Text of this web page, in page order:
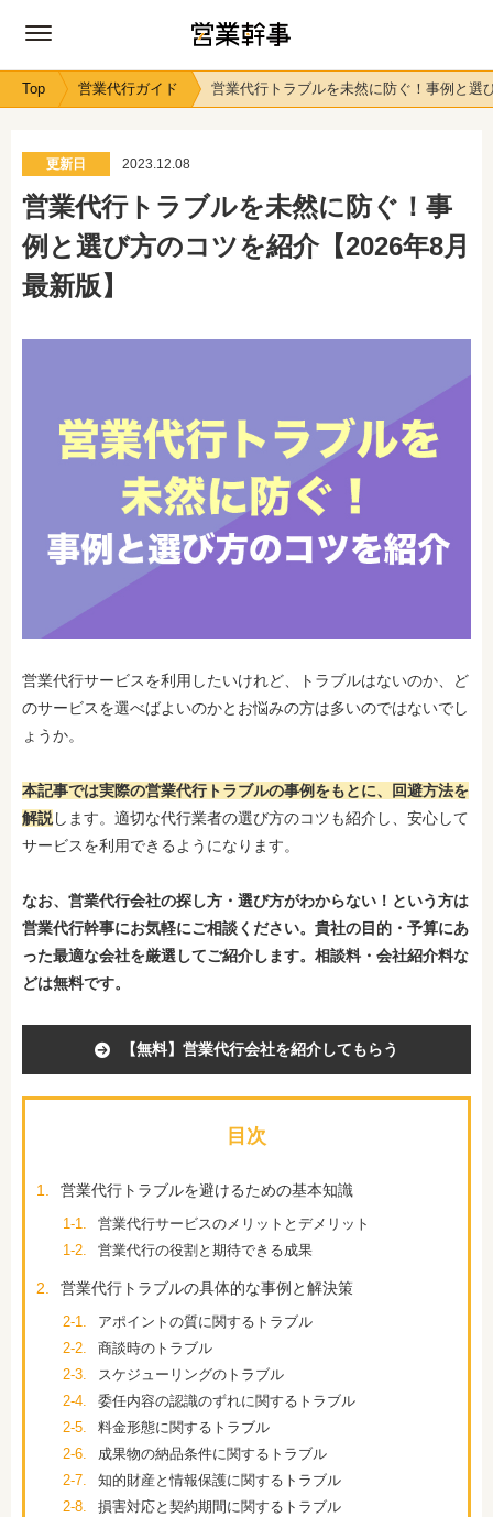
Top 営業代行ガイド 営業代行トラブルを未然に防ぐ！事例と選
更新日 2023.12.08
営業代行トラブルを未然に防ぐ！事
例と選び方のコツを紹介【2026年8月
最新版】
営業代行サービスを利用したいけれど、トラブルはないのか、ど
のサービスを選べばよいのかとお悩みの方は多いのではないでし
ょうか。
本記事では実際の営業代行トラブルの事例をもとに、回避方法を
解説します。適切な代行業者の選び方のコツも紹介し、安心して
サービスを利用できるようになります。
なお、 営業代行会社の探し方・選び方がわからない！という方は
営業代行幹事にお気軽にご相談ください。貴社の目的・予算にあ
った最適な会社を厳選してご紹介します。相談料・会社紹介料な
どは無料です。
【無料】営業代行会社を紹介してもらう
目次
1. 営業代行トラブルを避けるための基本知識
1-1.
営業代行サービスのメリットとデメリット
1-2.
営業代行の役割と期待できる成果
2. 営業代行トラブルの具体的な事例と解決策
2-1.
アポイントの質に関するトラブル
2-2.
商談時のトラブル
2-3.
スケジューリングのトラブル
2-4.
委任内容の認識のずれに関するトラブル
2-5.
料金形態に関するトラブル
2-6.
成果物の納品条件に関するトラブル
2-7.
知的財産と情報保護に関するトラブル
2-8.
損害対応と契約期間に関するトラブル